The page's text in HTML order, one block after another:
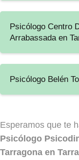
Psicólogo Centro
Arrabassada en
Psicólogo Belén
Esperamos que te
Psicólogo
Tarragona en